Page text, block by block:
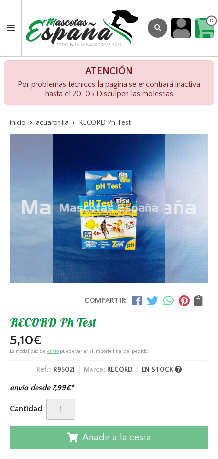
0
ATENCIÓN
Por problemas técnicos la pagina se encontrará inactiva
hasta el 20-05 Disculpen las molestias
inicio acuarofilia RECORD Ph Test
COMPARTIR:
RECORD Ph Test
5,10€
La modalidad de envío puede variar el importe final del pedido.
Ref.: R95021 Marca: RECORD EN STOCK
envío desde 7,99€*
Cantidad
Añadir a la cesta